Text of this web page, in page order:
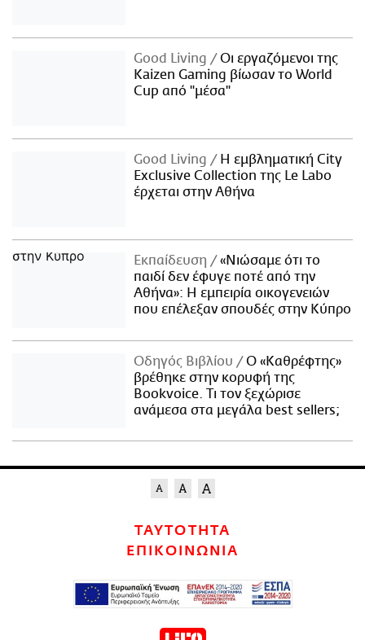
Good Living
Οι εργαζόμενοι της
Kaizen Gaming βίωσαν το World
Cup από "μέσα"
Good Living
Η εμβληματική City
Exclusive Collection της Le Labo
έρχεται στην Αθήνα
Εκπαίδευση
«Νιώσαμε ότι το
παιδί δεν έφυγε ποτέ από την
Αθήνα»: Η εμπειρία οικογενειών
που επέλεξαν σπουδές στην Κύπρο
Οδηγός Βιβλίου
Ο «Καθρέφτης»
βρέθηκε στην κορυφή της
Bookvoice. Τι τον ξεχώρισε
ανάμεσα στα μεγάλα best sellers;
ΤΑΥΤΟΤΗΤΑ
ΕΠΙΚΟΙΝΩΝΙΑ